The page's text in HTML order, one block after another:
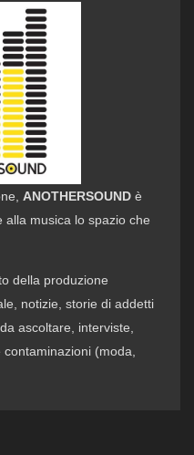
ANOTHERSOUND è
musica lo spazio che
della produzione
notizie, storie di addetti
ascoltare, interviste,
(moda,